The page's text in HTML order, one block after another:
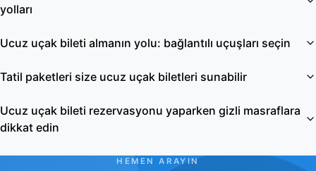
yolları
Ucuz uçak bileti almanın yolu: bağlantılı uçuşları seçin
Tatil paketleri size ucuz uçak biletleri sunabilir
Ucuz uçak bileti rezervasyonu yaparken gizli masraflara
dikkat edin
HEMEN ARAYIN